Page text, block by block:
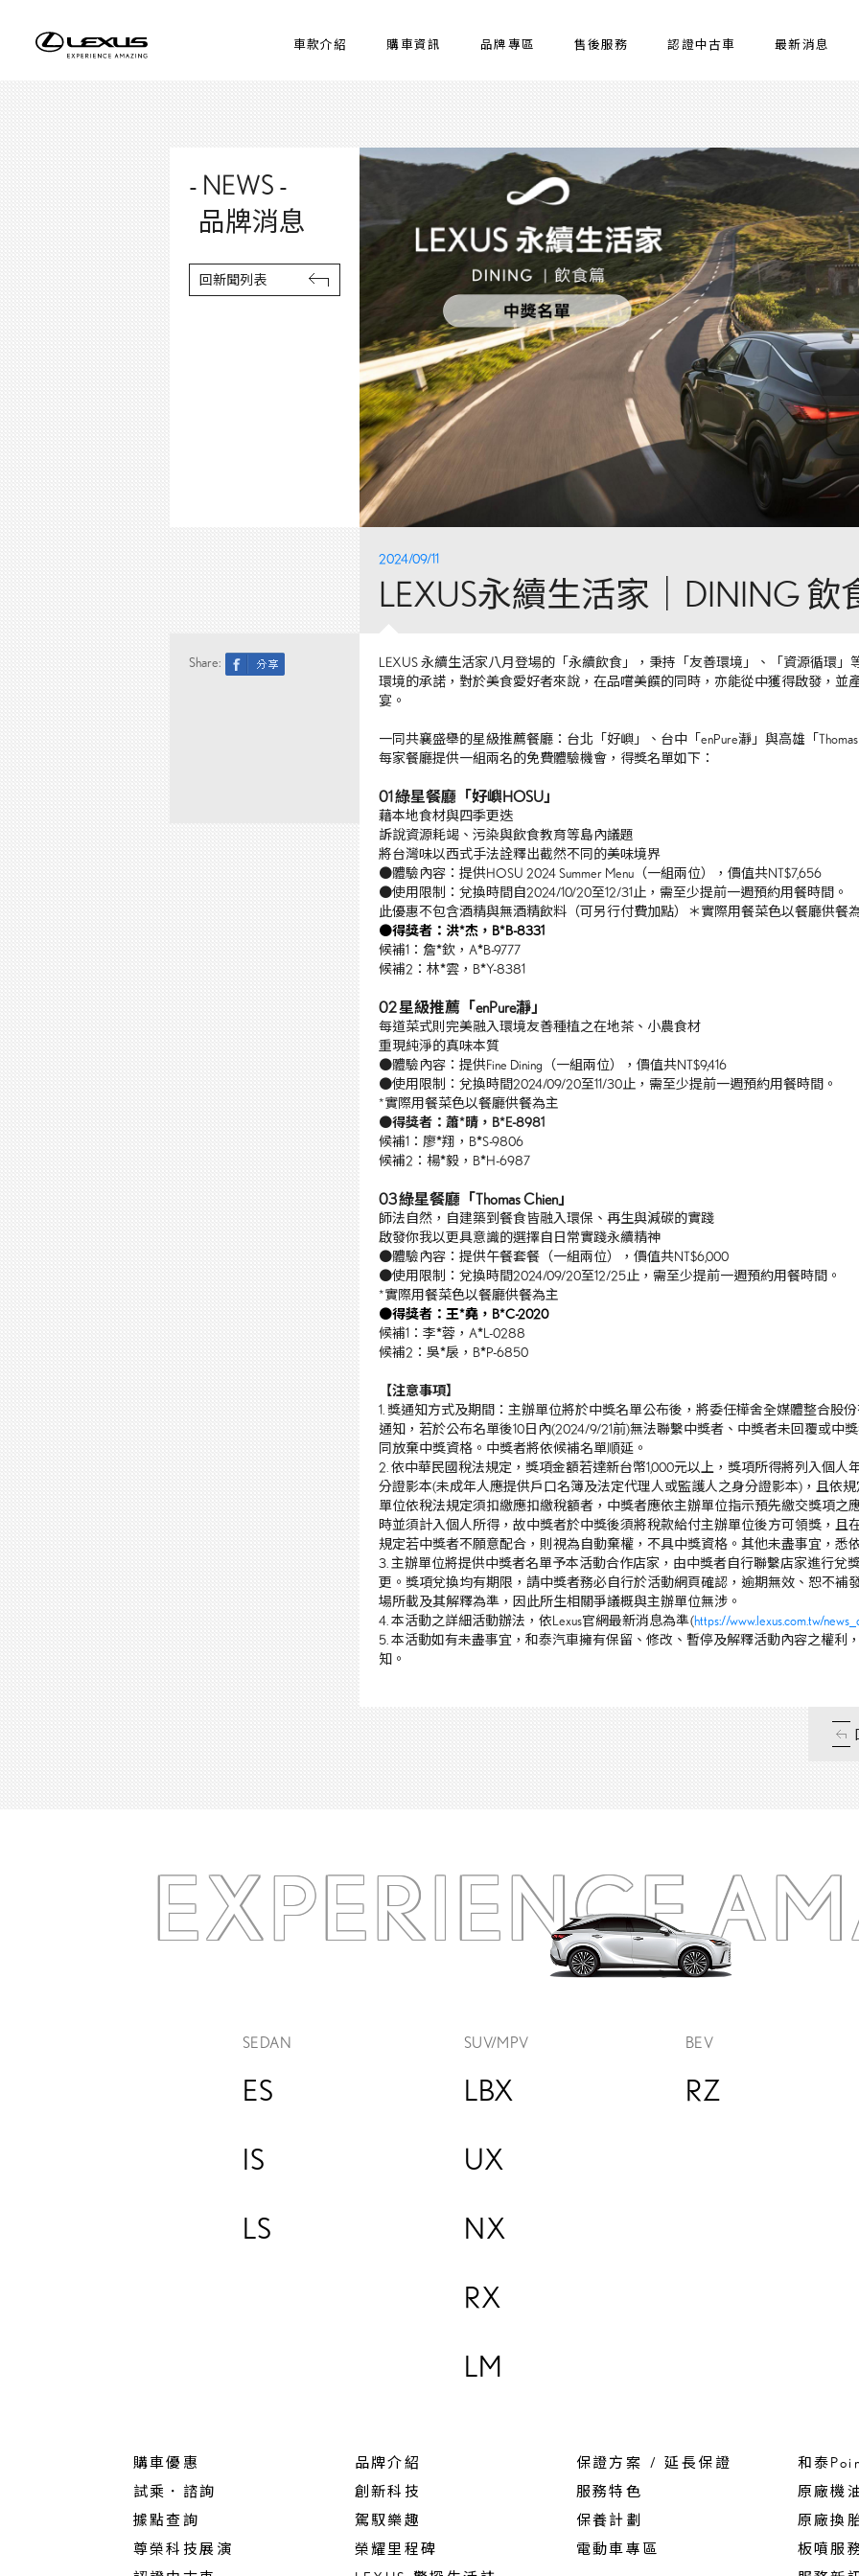
車款介紹 購車資訊 品牌專區 售後服務 認證中古車 最新消息
- NEWS -
品牌消息
回新聞列表
2024/09/11
LEXUS永續生活家｜DINING 飲
Share:
LEXUS 永續生活家八月登場的「永續飲食」，秉持「友善環境」、「資源循環
環境的承諾，對於美食愛好者來說，在品嚐美饌的同時，亦能從中獲得啟發，並
宴。
一同共襄盛舉的星級推薦餐廳：台北「好嶼」、台中「enPure瀞」與高雄「Thomas
每家餐廳提供一組兩名的免費體驗機會，得獎名單如下：
01 綠星餐廳「好嶼HOSU」
藉本地食材與四季更迭
訴說資源耗竭、污染與飲食教育等島內議題
將台灣味以西式手法詮釋出截然不同的美味境界
●體驗內容：提供HOSU 2024 Summer Menu（一組兩位），價值共NT$7,656
●使用限制：兌換時間自2024/10/20至12/31止，需至少提前一週預約用餐時間。
此優惠不包含酒精與無酒精飲料（可另行付費加點）＊實際用餐菜色以餐廳供餐
●得獎者：洪*杰，B*B-8331
候補1：詹*欽，A*B-9777
候補2：林*雲，B*Y-8381
02星級推薦「enPure瀞」
每道菜式則完美融入環境友善種植之在地茶、小農食材
重現純淨的真味本質
●體驗內容：提供Fine Dining（一組兩位），價值共NT$9,416
●使用限制：兌換時間2024/09/20至11/30止，需至少提前一週預約用餐時間。
*實際用餐菜色以餐廳供餐為主
●得獎者：蕭*晴，B*E-8981
候補1：廖*翔，B*S-9806
候補2：楊*毅，B*H-6987
03綠星餐廳「Thomas Chien」
師法自然，自建築到餐食皆融入環保、再生與減碳的實踐
啟發你我以更具意識的選擇自日常實踐永續精神
●體驗內容：提供午餐套餐（一組兩位），價值共NT$6,000
●使用限制：兌換時間2024/09/20至12/25止，需至少提前一週預約用餐時間。
*實際用餐菜色以餐廳供餐為主
●得獎者：王*堯，B*C-2020
候補1：李*蓉，A*L-0288
候補2：吳*扆，B*P-6850
【注意事項】
1. 獎通知方式及期間：主辦單位將於中獎名單公布後，將委任樺舍全媒體整合股
通知，若於公布名單後10日內(2024/9/21前)無法聯繫中獎者、中獎者未回覆或中
同放棄中獎資格。中獎者將依候補名單順延。
2. 依中華民國稅法規定，獎項金額若達新台幣1,000元以上，獎項所得將列入個
分證影本(未成年人應提供戶口名簿及法定代理人或監護人之身分證影本)，且依
單位依稅法規定須扣繳應扣繳稅額者，中獎者應依主辦單位指示預先繳交獎項之
時並須計入個人所得，故中獎者於中獎後須將稅款給付主辦單位後方可領獎，且
規定若中獎者不願意配合，則視為自動棄權，不具中獎資格。其他未盡事宜，悉
3. 主辦單位將提供中獎者名單予本活動合作店家，由中獎者自行聯繫店家進行兌
更。獎項兌換均有期限，請中獎者務必自行於活動網頁確認，逾期無效、恕不補
場所載及其解釋為準，因此所生相關爭議概與主辦單位無涉。
4. 本活動之詳細活動辦法，依Lexus官網最新消息為準 (https://www.lexus.com.tw/
5. 本活動如有未盡事宜，和泰汽車擁有保留、修改、暫停及解釋活動內容之權利
知。
EXPERIENCE
SEDAN
ES
IS
LS
SUV/MPV
LBX
UX
NX
RX
LM
BEV
RZ
購車優惠
試乘．諮詢
據點查詢
尊榮科技展演
品牌介紹
創新科技
駕馭樂趣
榮耀里程碑
保證方案 / 延長保證
服務特色
保養計劃
電動車專區
和泰
原廠機
原廠換
板噴服